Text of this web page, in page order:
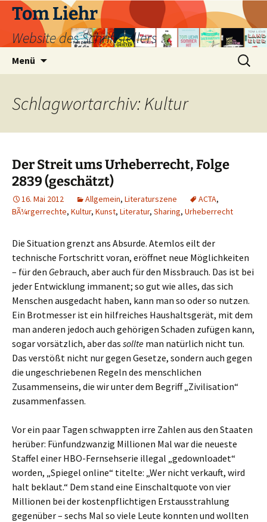
Zum
Inhalt
springen
Tom Liehr
Website des Schriftstellers
Menü
Suchen
nach:
Schlagwortarchiv: Kultur
Der Streit ums Urheberrecht, Folge
2839 (geschätzt)
16. Mai 2012 Allgemein, Literaturszene ACTA,
BÃ¼rgerrechte, Kultur, Kunst, Literatur, Sharing, Urheberrecht
Die Situation grenzt ans Absurde. Atemlos eilt der
technische Fortschritt voran, eröffnet neue Möglichkeiten
– für den Gebrauch, aber auch für den Missbrauch. Das ist bei
jeder Entwicklung immanent; so gut wie alles, das sich
Menschen ausgedacht haben, kann man so oder so nutzen.
Ein Brotmesser ist ein hilfreiches Haushaltsgerät, mit dem
man anderen jedoch auch gehörigen Schaden zufügen kann,
sogar vorsätzlich, aber das sollte man natürlich nicht tun.
Das verstößt nicht nur gegen Gesetze, sondern auch gegen
die ungeschriebenen Regeln des menschlichen
Zusammenseins, die wir unter dem Begriff „Zivilisation“
zusammenfassen.
Vor ein paar Tagen schwappten irre Zahlen aus den Staaten
herüber: Fünfundzwanzig Millionen Mal war die neueste
Staffel einer HBO-Fernsehserie illegal „gedownloadet“
worden, „Spiegel online“ titelte: „Wer nicht verkauft, wird
halt beklaut.“ Dem stand eine Einschaltquote von vier
Millionen bei der kostenpflichtigen Erstausstrahlung
gegenüber – sechs Mal so viele Leute konnten und wollten